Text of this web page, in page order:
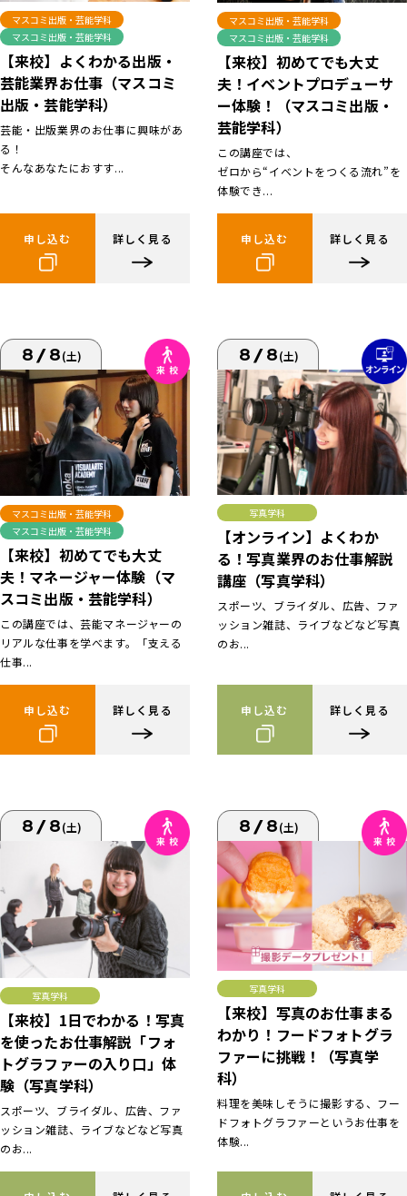
マスコミ出版・芸能学科
マスコミ出版・芸能学科
【来校】よくわかる出版・
芸能業界お仕事（マスコミ
出版・芸能学科）
芸能・出版業界のお仕事に興味があ
る！
そんなあなたにおすす...
申し込む 詳しく見る
マスコミ出版・芸能学科
マスコミ出版・芸能学科
【来校】初めてでも大丈
夫！イベントプロデューサ
ー体験！（マスコミ出版・
芸能学科）
この講座では、
ゼロから“イベントをつくる流れ”を
体験でき...
申し込む 詳しく見る
8/8(土)
マスコミ出版・芸能学科
マスコミ出版・芸能学科
【来校】初めてでも大丈
夫！マネージャー体験（マ
スコミ出版・芸能学科）
この講座では、芸能マネージャーの
リアルな仕事を学べます。「支える
仕事...
申し込む 詳しく見る
8/8(土)
写真学科
【オンライン】よくわか
る！写真業界のお仕事解説
講座（写真学科）
スポーツ、ブライダル、広告、ファ
ッション雑誌、ライブなどなど写真
のお...
申し込む 詳しく見る
8/8(土)
写真学科
【来校】1日でわかる！写真
を使ったお仕事解説「フォ
トグラファーの入り口」体
験（写真学科）
スポーツ、ブライダル、広告、ファ
ッション雑誌、ライブなどなど写真
のお...
8/8(土)
写真学科
【来校】写真のお仕事まる
わかり！フードフォトグラ
ファーに挑戦！（写真学
科）
料理を美味しそうに撮影する、フー
ドフォトグラファーというお仕事を
体験...